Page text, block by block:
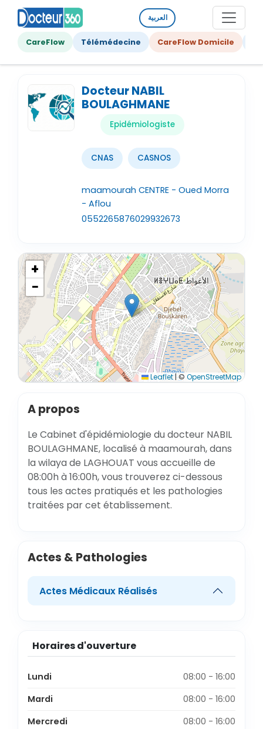
العربية
CareFlow Télémédecine CareFlow Domicile
Docteur NABIL
BOULAGHMANE
Epidémiologiste
CNAS CASNOS
maamourah CENTRE - Oued Morra
- Aflou
0552265876029932673
+
−
Leaflet|© OpenStreetMap
A propos
Le Cabinet d'épidémiologie du docteur NABIL
BOULAGHMANE, localisé à maamourah, dans
la wilaya de LAGHOUAT vous accueille de
08:00h à 16:00h, vous trouverez ci-dessous
tous les actes pratiqués et les pathologies
traitées par cet établissement.
Actes & Pathologies
Actes Médicaux Réalisés
Horaires d'ouverture
Lundi
08:00 - 16:00
Mardi
08:00 - 16:00
Mercredi
08:00 - 16:00